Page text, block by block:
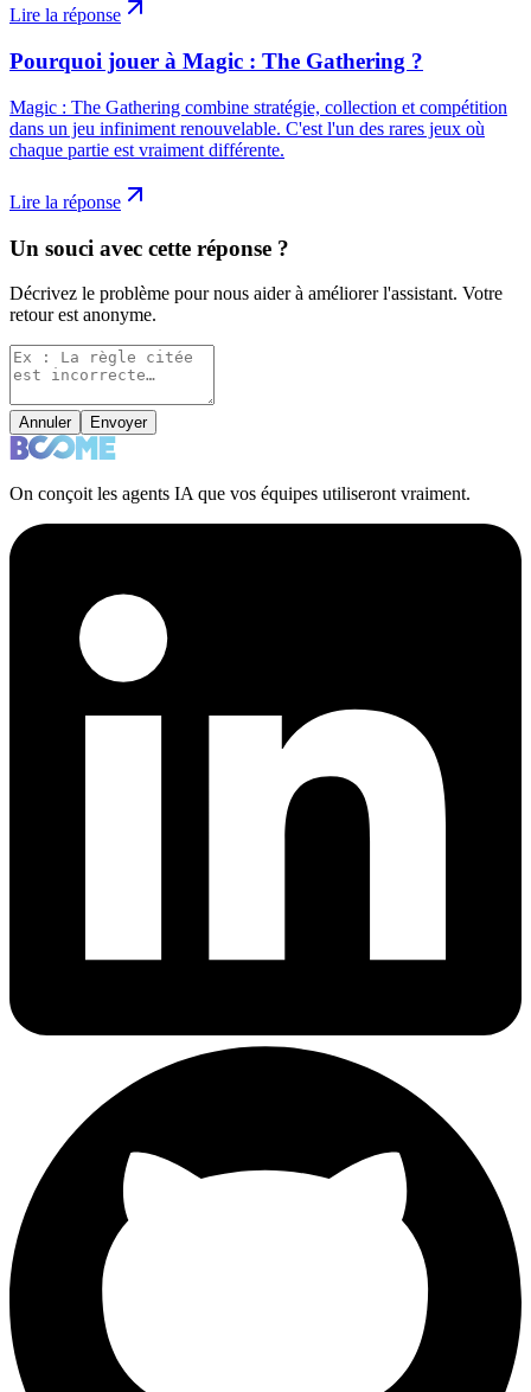
Lire la réponse
Pourquoi jouer à Magic : The Gathering ?
Magic : The Gathering combine stratégie, collection et compétition
dans un jeu infiniment renouvelable. C'est l'un des rares jeux où
chaque partie est vraiment différente.
Lire la réponse
Un souci avec cette réponse ?
Décrivez le problème pour nous aider à améliorer l'assistant. Votre
retour est anonyme.
Annuler Envoyer
On conçoit les agents IA que vos équipes utiliseront vraiment.